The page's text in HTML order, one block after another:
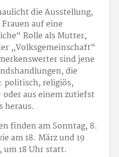
die Ausstellung,
auf eine
Rolle als Mutter,
„Volksgemeinschaft“
sind jene
die
politisch, religiös,
aus einem zutiefst
heraus.
finden am Sonntag, 8.
am 18. März und 19
um 18 Uhr statt.